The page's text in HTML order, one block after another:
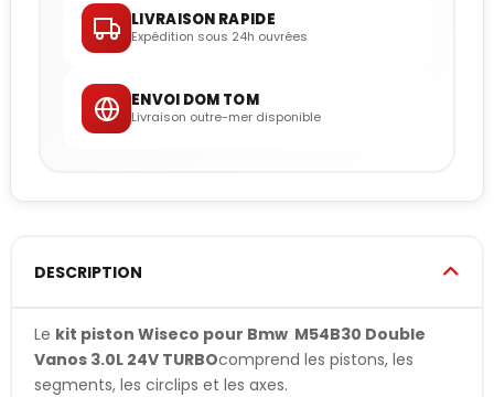
LIVRAISON RAPIDE
Expédition sous 24h ouvrées
ENVOI DOM TOM
Livraison outre-mer disponible
DESCRIPTION
Le kit piston Wiseco pour Bmw M54B30 Double
Vanos 3.0L 24V TURBOcomprend les pistons, les
segments, les circlips et les axes.